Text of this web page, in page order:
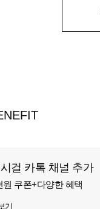
걸 카톡 채널 추가
원 쿠폰+다양한 혜택
기